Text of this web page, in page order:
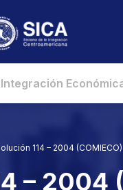
Integración
114 – 2004 (COMIECO)
– 2004